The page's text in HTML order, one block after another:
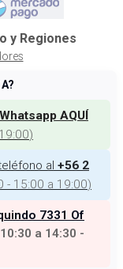
y Regiones
Whatsapp AQUÍ
)
al +56 2
- 15:00 a 19:00)
7331 Of
a 14:30 -